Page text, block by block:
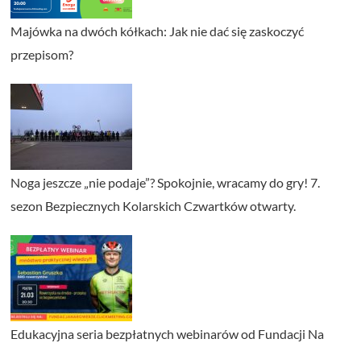
Majówka na dwóch kółkach: Jak nie dać się zaskoczyć
przepisom?
Noga jeszcze „nie podaje”? Spokojnie, wracamy do gry! 7.
sezon Bezpiecznych Kolarskich Czwartków otwarty.
Edukacyjna seria bezpłatnych webinarów od Fundacji Na